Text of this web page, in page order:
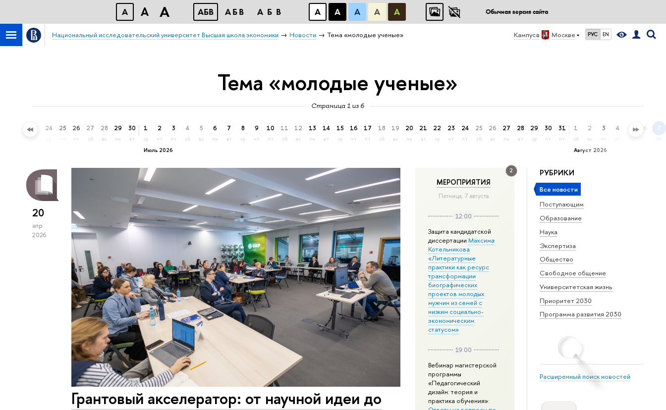
A A A АБВ АБВ АБВ А А А А А Обычная версия сайта
Кампус в Москве РУС EN
Национальный исследовательский университет Высшая школа экономики Новости Тема «молодые ученые»
Тема «молодые ученые»
Страница 1 из 6
23 24 25 26
пт
27
сб
28
вс
29
пн
30
вт
Июль 2026
1
ср
2
чт
3
пт
4
сб
5
вс
6
пн
7
вт
8
ср
9
чт
10
пт
11
сб
12
вс
13
пн
14
вт
15
ср
16
чт
17
пт
18
сб
19
вс
20
пн
21
вт
22
ср
23
чт
24
пт
25
сб
26
вс
27
пн
28
вт
29
ср
30
чт
31
пт
Август 2026
1
сб
2
вс
3 4 5 6 7
пт
РУБРИКИ
Все новости
Поступающим
Образование
Наука
Экспертиза
Общество
Свободное общение
Университетская жизнь
Приоритет 2030
Программа развития 2030
Расширенный поиск новостей
2
МЕРОПРИЯТИЯ
Пятница, 7 августа
12:00
Защита кандидатской
диссертации Максима
Котельникова
«Литературные
практики как ресурс
трансформации
биографических
проектов молодых
мужчин из семей с
низким социально-
экономическим
статусом»
19:00
Вебинар магистерской
программы
«Педагогический
дизайн: теория и
практика обучения»:
20
апр
2026
Грантовый акселератор: от научной идеи до